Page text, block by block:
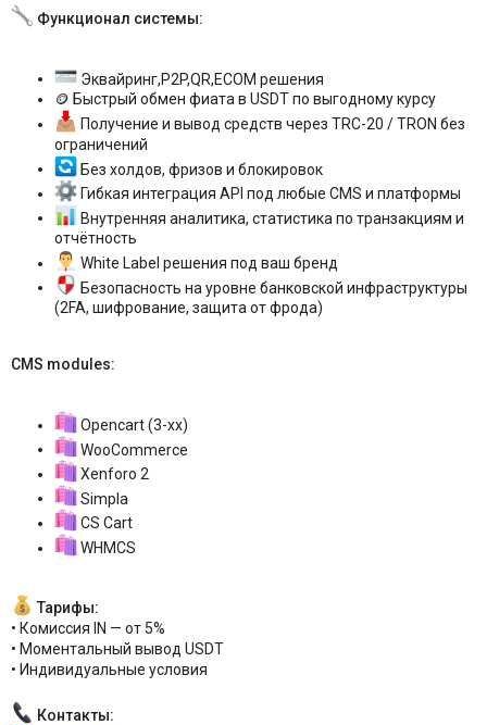
Функционал системы:
Эквайринг,P2P,QR,ECOM решения
🪙 Быстрый обмен фиата в USDT по выгодному курсу
Получение и вывод средств через TRC-20 / TRON без
ограничений
Без холдов, фризов и блокировок
Гибкая интеграция API под любые CMS и платформы
Внутренняя аналитика, статистика по транзакциям и
отчётность
White Label решения под ваш бренд
Безопасность на уровне банковской инфраструктуры
(2FA, шифрование, защита от фрода)
CMS modules:
Opencart (3-xx)
WooCommerce
Xenforo 2
Simpla
CS Cart
WHMCS
Тарифы:
• Комиссия IN — от 5%
• Моментальный вывод USDT
• Индивидуальные условия
Контакты: